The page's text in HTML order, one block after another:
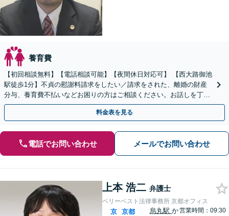
養育費
【初回相談無料】【電話相談可能】【夜間休日対応可】 【西大路御池
駅徒歩1分】不貞の慰謝料請求をしたい／請求をされた、離婚の財産
分与、養育費不払いなどお困りの方はご相談ください。お話しを丁寧
に聞き取り、最適な解決策を考え、迅速にご対応します。
料金表を見る
電話でお問い合わせ メールでお問い合わせ
上本 浩二 弁護士
ベリーベスト法律事務所 京都オフィス
京
京都
烏丸駅 か営業時間：09:30